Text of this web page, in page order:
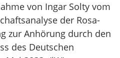
von Ingar Solty vom
der Rosa-
zur Anhörung durch den
des Deutschen